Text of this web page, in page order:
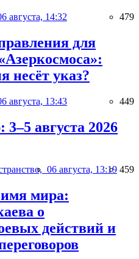
августа, 14:32 479
для
несёт указ?
августа, 13:43 449
августа 2026
06 августа, 13:19 459
мира:
о
действий и